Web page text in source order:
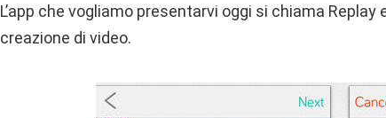
L’app che vogliamo presentarvi oggi si chiama
creazione di video.